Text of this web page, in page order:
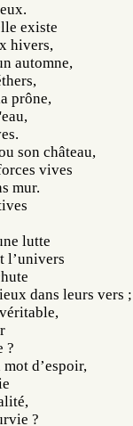
existe
hivers,
automne,
prône,
son château,
vives
mur.
lutte
l’univers
dans leurs vers ;
?
d’espoir,
?